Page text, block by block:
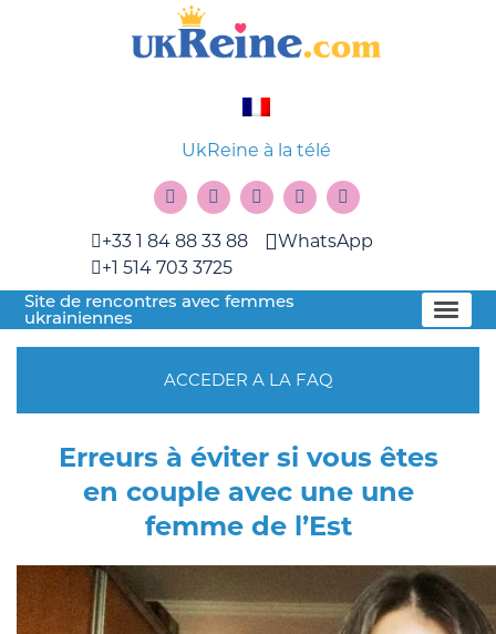
UkReine à la télé
+33 1 84 88 33 88
+1 514 703 3725
WhatsApp
Site de rencontres avec femmes
ukrainiennes
ACCEDER A LA FAQ
Erreurs à éviter si vous êtes
en couple avec une une
femme de l’Est